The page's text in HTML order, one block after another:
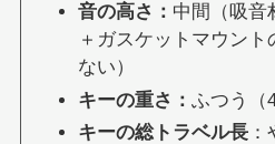
音の高さ： 中間（吸音
＋ガスケットマウン
ない）
キーの重さ： ふつう（
キーの総トラベル長：